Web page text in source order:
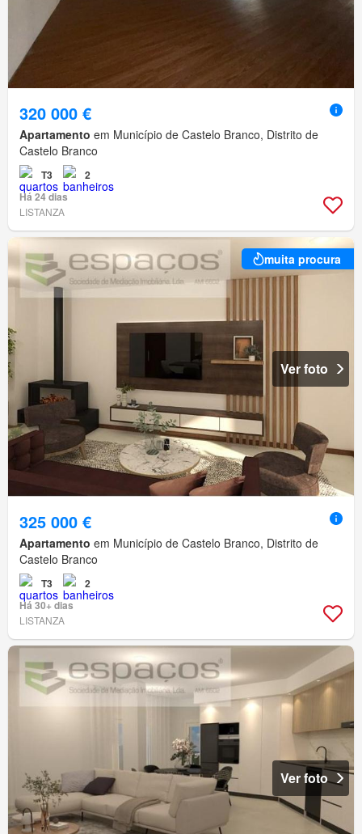
320 000 €
Apartamento em Município de Castelo Branco, Distrito de
Castelo Branco
T3
2
Há 24 dias
LISTANZA
muita procura
Ver foto
325 000 €
Apartamento em Município de Castelo Branco, Distrito de
Castelo Branco
T3
2
Há 30+ dias
LISTANZA
Ver foto